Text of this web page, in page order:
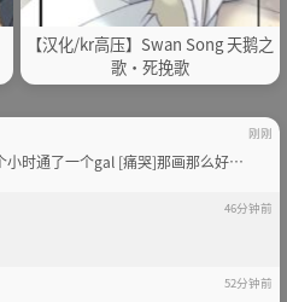
【汉化/kr高压】Swan Song 天鹅之
歌·死挽歌
刚刚
小时通了一个gal [痛哭]那画那么好…
46分钟前
52分钟前